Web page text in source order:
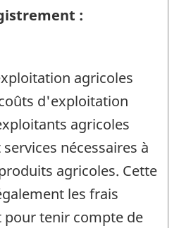
:
agricoles
d'exploitation
agricoles
nécessaires à
agricoles. Cette
les frais
tenir compte de